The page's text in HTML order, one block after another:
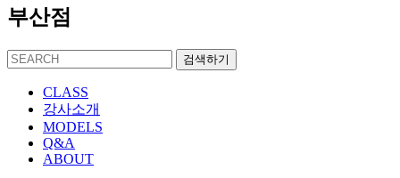
부산점
검색하기
CLASS
강사소개
MODELS
Q&A
ABOUT